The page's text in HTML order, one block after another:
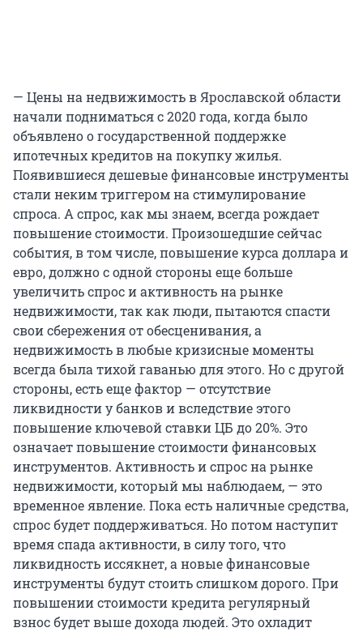
— Цены на недвижимость в Ярославской области
начали подниматься с 2020 года, когда было
объявлено о государственной поддержке
ипотечных кредитов на покупку жилья.
Появившиеся дешевые финансовые инструменты
стали неким триггером на стимулирование
спроса. А спрос, как мы знаем, всегда рождает
повышение стоимости. Произошедшие сейчас
события, в том числе, повышение курса доллара и
евро, должно с одной стороны еще больше
увеличить спрос и активность на рынке
недвижимости, так как люди, пытаются спасти
свои сбережения от обесценивания, а
недвижимость в любые кризисные моменты
всегда была тихой гаванью для этого. Но с другой
стороны, есть еще фактор — отсутствие
ликвидности у банков и вследствие этого
повышение ключевой ставки ЦБ до 20%. Это
означает повышение стоимости финансовых
инструментов. Активность и спрос на рынке
недвижимости, который мы наблюдаем, — это
временное явление. Пока есть наличные средства,
спрос будет поддерживаться. Но потом наступит
время спада активности, в силу того, что
ликвидность иссякнет, а новые финансовые
инструменты будут стоить слишком дорого. При
повышении стоимости кредита регулярный
взнос будет выше дохода людей. Это охладит